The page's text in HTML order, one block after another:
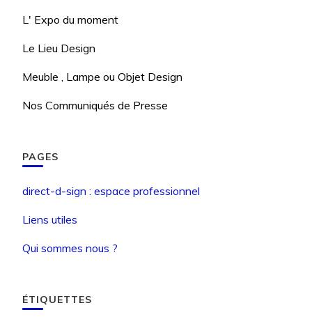
L' Expo du moment
Le Lieu Design
Meuble , Lampe ou Objet Design
Nos Communiqués de Presse
PAGES
direct-d-sign : espace professionnel
Liens utiles
Qui sommes nous ?
ÉTIQUETTES